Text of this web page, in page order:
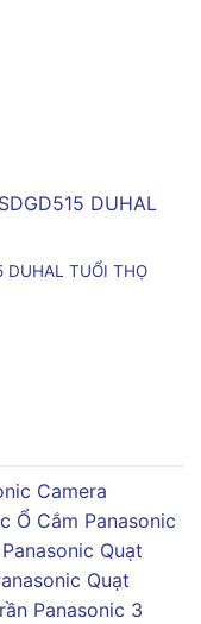
DUHAL TUỔI THỌ
Camera
Ổ Cắm Panasonic
Quạt
Quạt
Panasonic 3